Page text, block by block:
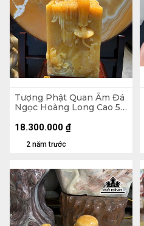
Tượng Phật Quan Âm Đá
Ngọc Hoàng Long Cao 54
(cm)
2 năm trước
18.300.000 ₫